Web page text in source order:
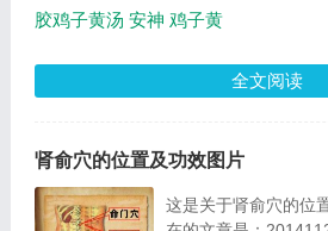
胶鸡子黄汤 安神 鸡子黄
全文阅读
肾俞穴的位置及功效图片
这是关于肾俞穴的位